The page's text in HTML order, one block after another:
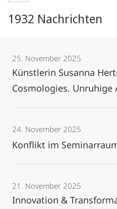
1932 Nachrichten
25. November 2025
Künstlerin Susanna
Cosmologies. Unruhige
24. November 2025
Konflikt im
21. November 2025
Innovation &